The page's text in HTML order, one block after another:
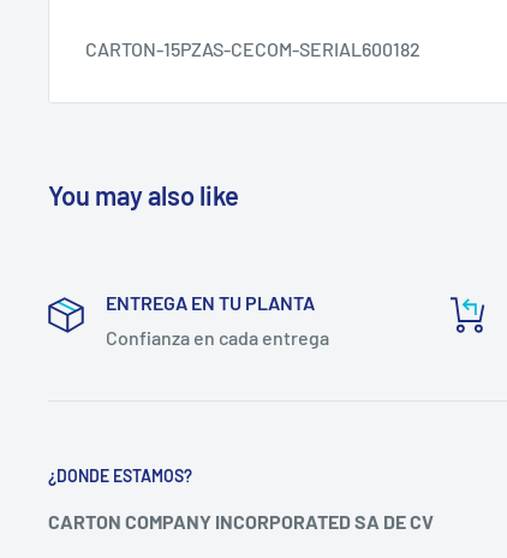
CARTON-15PZAS-CECOM-SERIAL600182
You may also like
ENTREGA EN TU PLANTA
Confianza en cada entrega
¿DONDE ESTAMOS?
CARTON COMPANY INCORPORATED SA DE CV